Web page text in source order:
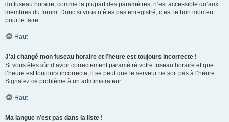
du fuseau horaire, comme la plupart des paramètres, n’est accessible qu’aux
membres du forum. Donc si vous n’êtes pas enregistré, c’est le bon moment
pour le faire.
Haut
J’ai changé mon fuseau horaire et l’heure est toujours incorrecte !
Si vous êtes sûr d’avoir correctement paramétré votre fuseau horaire et que
l’heure est toujours incorrecte, il se peut que le serveur ne soit pas à l’heure.
Signalez ce problème à un administrateur.
Haut
Ma langue n’est pas dans la liste !